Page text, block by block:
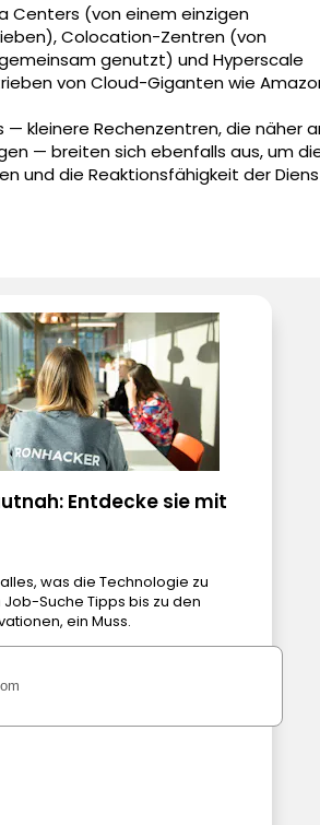
Centers (von einem einzigen
Colocation-Zentren (von
genutzt) und Hyperscale
von Cloud-Giganten wie
— kleinere Rechenzentren, die näher
— breiten sich ebenfalls aus, um
und die Reaktionsfähigkeit der
Entdecke sie mit
was die Technologie zu
Suche Tipps bis zu den
ein Muss.